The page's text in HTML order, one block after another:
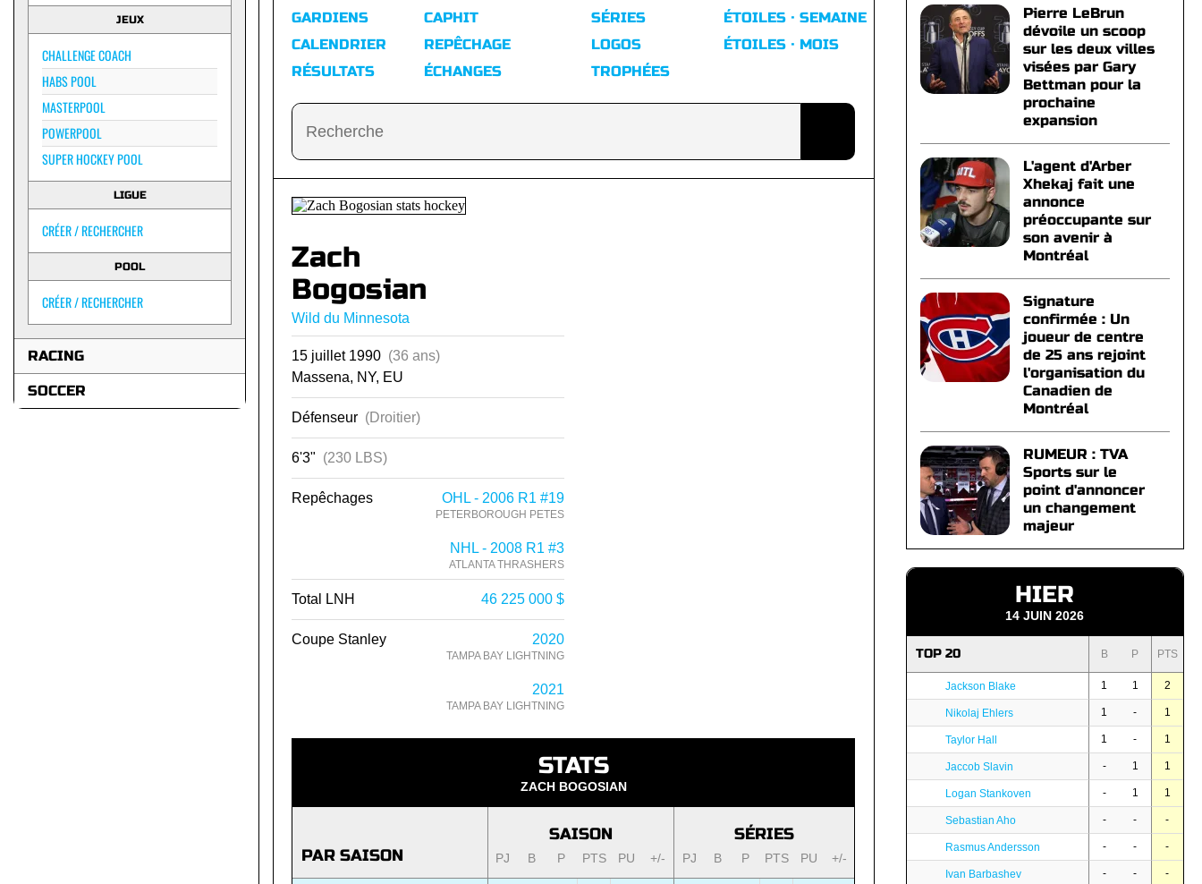
JEUX
CHALLENGE COACH
HABS POOL
MASTERPOOL
POWERPOOL
SUPER HOCKEY POOL
LIGUE
CRÉER / RECHERCHER
POOL
CRÉER / RECHERCHER
RACING
SOCCER
GARDIENS
CALENDRIER
RÉSULTATS
CAPHIT
REPÊCHAGE
ÉCHANGES
SÉRIES
LOGOS
TROPHÉES
ÉTOILES · SEMAINE
ÉTOILES · MOIS
Zach
Bogosian
Wild du Minnesota
15 juillet 1990 (36 ans)
Massena, NY, EU
Défenseur (Droitier)
6'3" (230 LBS)
Repêchages OHL - 2006 R1 #19
PETERBOROUGH PETES
NHL - 2008 R1 #3
ATLANTA THRASHERS
Total LNH 46 225 000 $
Coupe Stanley 2020
TAMPA BAY LIGHTNING
2021
TAMPA BAY LIGHTNING
STATS
ZACH BOGOSIAN
PAR SAISON
SAISON SÉRIES
PJ B P PTS PU +/- PJ B P PTS PU +/-
Pierre LeBrun
dévoile un scoop
sur les deux villes
visées par Gary
Bettman pour la
prochaine
expansion
L'agent d'Arber
Xhekaj fait une
annonce
préoccupante sur
son avenir à
Montréal
Signature
confirmée : Un
joueur de centre
de 25 ans rejoint
l'organisation du
Canadien de
Montréal
RUMEUR : TVA
Sports sur le
point d'annoncer
un changement
majeur
HIER
14 JUIN 2026
TOP 20 B P PTS
Jackson Blake 1 1 2
Nikolaj Ehlers 1 - 1
Taylor Hall 1 - 1
Jaccob Slavin - 1 1
Logan Stankoven - 1 1
Sebastian Aho - - -
Rasmus Andersson - - -
Ivan Barbashev - - -